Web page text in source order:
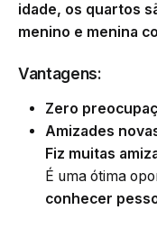
idade, os quartos
menino e menina
Vantagens:
Zero
Amizades
Fiz muitas
É uma ótima
conhecer